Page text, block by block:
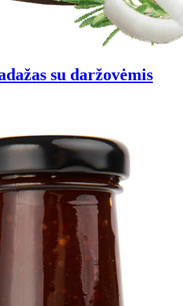
su daržovėmis